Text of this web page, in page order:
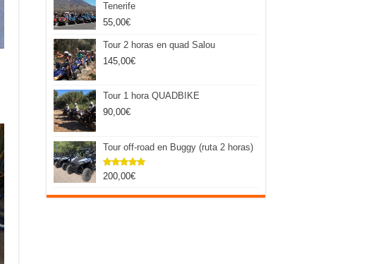
Tenerife
55,00€
Tour 2 horas en quad Salou
145,00€
Tour 1 hora QUADBIKE
90,00€
Tour off-road en Buggy (ruta 2 horas)
Valorado
de 5
200,00€